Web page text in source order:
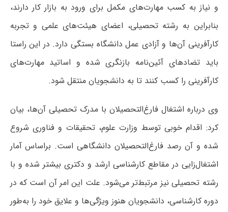
و نیاز به کسب مهارت‌های مکمل برای ورود به بازار کار دارند،
بنابراین به رشته تحصیلی، اعضای هیئت‌های علمی و تجربه
کارآفرینی آن‌ها و آزادی عمل دانشگاه بستگی دارد. در این راستا
باید تضادهای آئین‌نامه بازنگری شده و اساتید مهارت‌های
کارآفرینی را کسب کنند تا به دانشجویان منتقل شود.
وی درباره اشتغال فارغ‌التحصیلان با مدرک تحصیلی آن‌ها، بیان
کرد: اقدام خوبی توسط وزارت علوم، تحقیقات و فناوری شروع
شده و آن رصد فارغ‌التحصیلان دانشگاهی است. براساس آمار
اشتغال‌زایی در مقاطع کارشناسی ارشد و دکتری بیشتر شده و با
رشته تحصیلی نیز مرتبط‌تر می‌شود. علت این امر آن است که در
دوره کارشناسی‌، دانشجویان هنوز ویژگی‌ها و علایق خود را به‌طور